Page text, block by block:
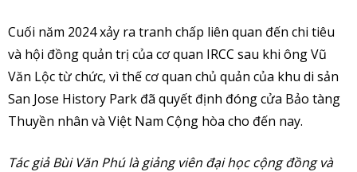
Cuối năm 2024 xảy ra tranh chấp liên quan đến chi tiêu
và hội đồng quản trị của cơ quan IRCC sau khi ông Vũ
Văn Lộc từ chức, vì thế cơ quan chủ quản của khu di sản
San Jose History Park đã quyết định đóng cửa Bảo tàng
Thuyền nhân và Việt Nam Cộng hòa cho đến nay.
Tác giả Bùi Văn Phú là giảng viên đại học cộng đồng và